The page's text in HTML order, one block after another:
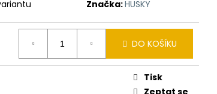
Značka:HUSKY
DO KOŠÍKU
Tisk
Zeptat se